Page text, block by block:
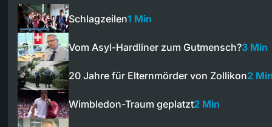
Schlagzeilen1 Min
Vom Asyl-Hardliner zum Gutmensch?3 Min
20 Jahre für Elternmörder von Zollikon2
Wimbledon-Traum geplatzt2 Min